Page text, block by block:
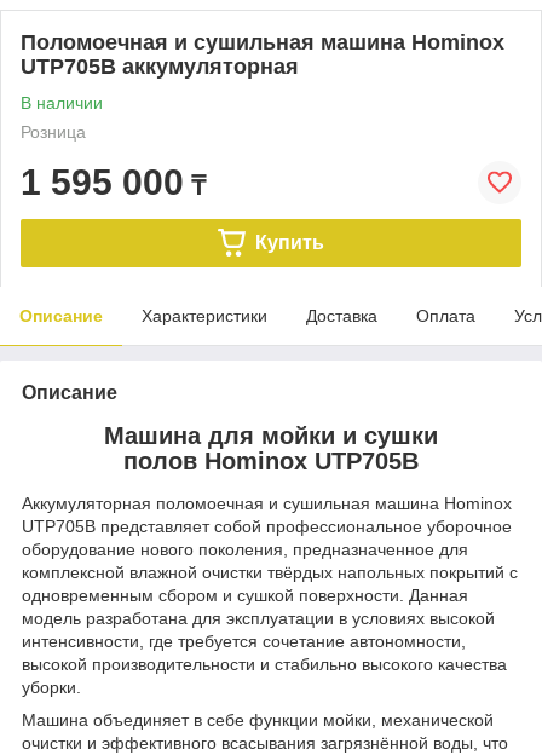
Поломоечная и сушильная машина Hominox
UTP705B аккумуляторная
В наличии
Розница
1 595 000 ₸
Купить
Описание Характеристики Доставка Оплата
Описание
Машина для мойки и сушки
полов Hominox UTP705B
Аккумуляторная поломоечная и сушильная машина Hominox
UTP705B представляет собой профессиональное уборочное
оборудование нового поколения, предназначенное для
комплексной влажной очистки твёрдых напольных покрытий с
одновременным сбором и сушкой поверхности. Данная
модель разработана для эксплуатации в условиях высокой
интенсивности, где требуется сочетание автономности,
высокой производительности и стабильно высокого качества
уборки.
Машина объединяет в себе функции мойки, механической
очистки и эффективного всасывания загрязнённой воды, что